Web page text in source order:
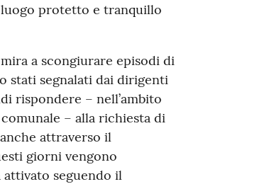
protetto e tranquillo
a scongiurare episodi di
stati segnalati dai dirigenti
rispondere – nell’ambito
– alla richiesta di
attraverso il
giorni vengono
seguendo il